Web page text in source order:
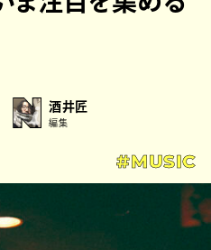
酒井匠
編集
#MUSIC